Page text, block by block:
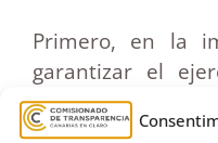
Primero, en la
garantizar el
información
necesidades de